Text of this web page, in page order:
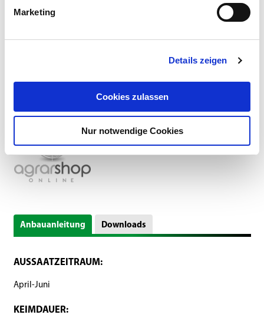
Marketing
Details zeigen
Cookies zulassen
Nur notwendige Cookies
Dieses Produkt erhalten Sie bei folgenden Händlern:
Anbauanleitung Downloads
AUSSAATZEITRAUM:
April-Juni
KEIMDAUER: